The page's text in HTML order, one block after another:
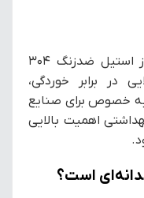
تمامی بخش‌های تماس با مواد از استیل ضدزنگ 304
در برابر خوردگی،
به خصوص برای صنایع
اهمیت بالایی